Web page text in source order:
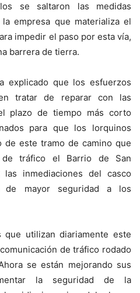
se saltaron las medidas
empresa que materializa el
impedir el paso por esta vía,
barrera de tierra.
explicado que los esfuerzos
tratar de reparar con las
plazo de tiempo más corto
para que los lorquinos
de este tramo de camino que
de tráfico el Barrio de San
inmediaciones del casco
de mayor seguridad a los
utilizan diariamente este
de tráfico rodado
se están mejorando sus
la seguridad de la